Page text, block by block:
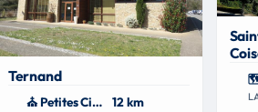
Ternand
⛪ Petites Cités de Caractère 12 km